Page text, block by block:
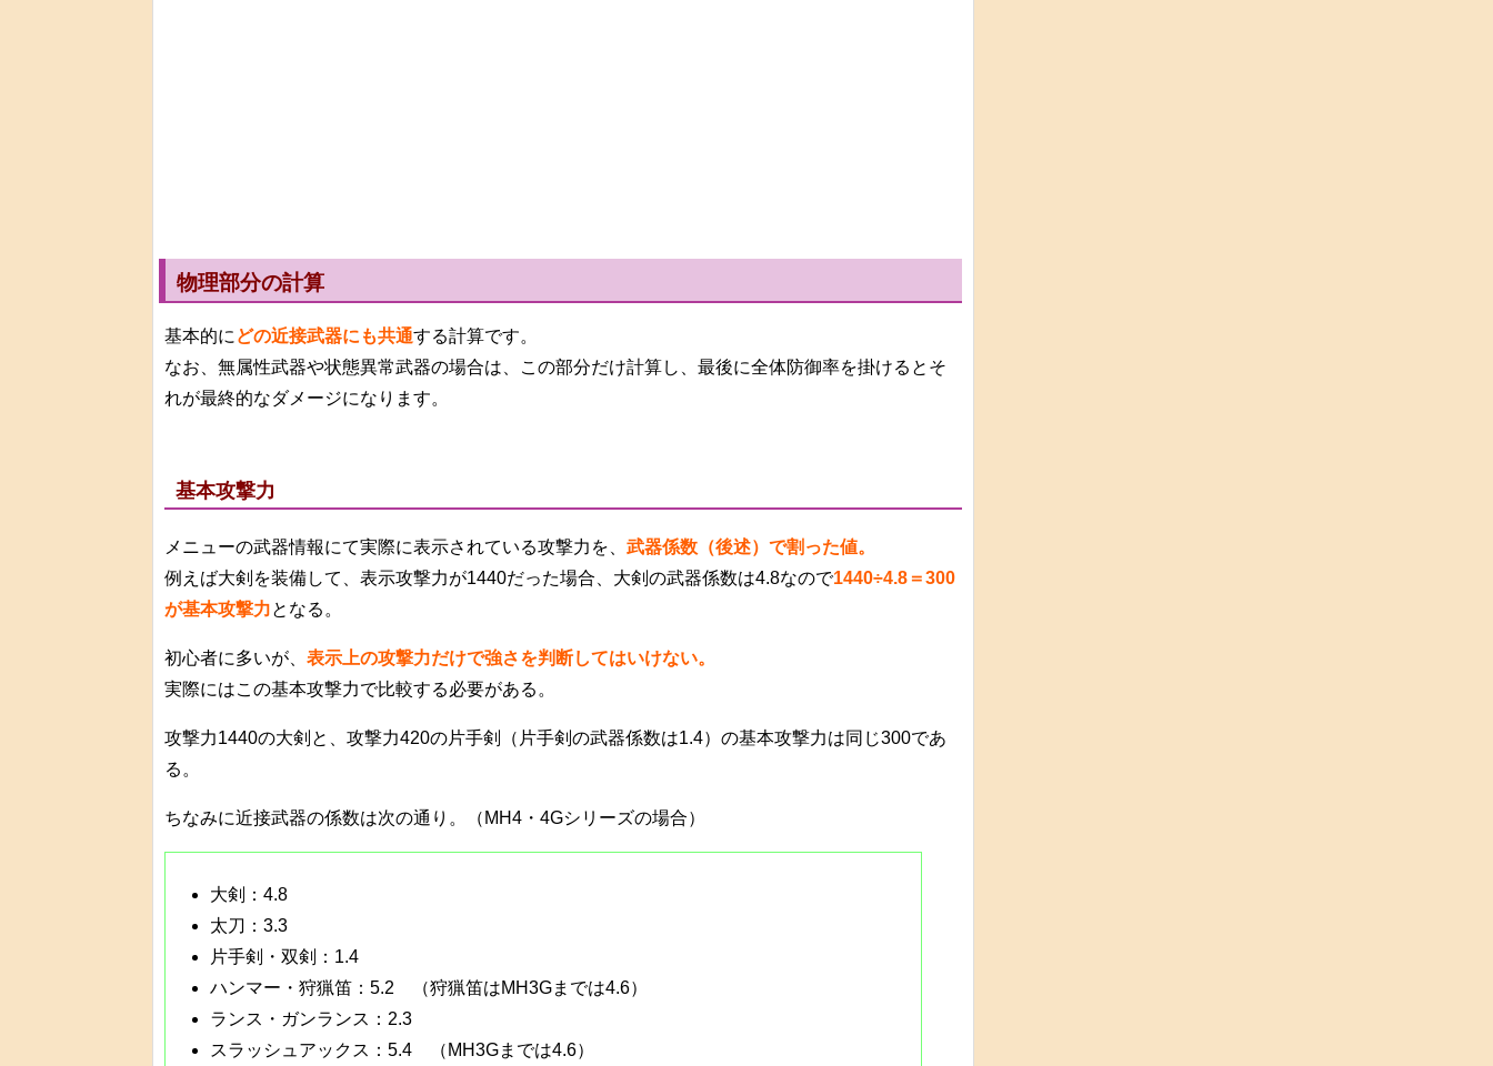
物理部分の計算
基本的に どの近接武器にも共通する計算です。
なお、無属性武器や状態異常武器の場合は、この部分だけ計算し、最後に全体防御率を掛けるとそ
れが最終的なダメージになります。
基本攻撃力
メニューの武器情報にて実際に表示されている攻撃力を、 武器係数（後述）で割った値。
例えば大剣を装備して、表示攻撃力が1440だった場合、大剣の武器係数は4.8なので1440÷4.8＝300
が基本攻撃力となる。
初心者に多いが、 表示上の攻撃力だけで強さを判断してはいけない。
実際にはこの基本攻撃力で比較する必要がある。
攻撃力1440の大剣と、攻撃力420の片手剣（片手剣の武器係数は1.4）の基本攻撃力は同じ300であ
る。
ちなみに近接武器の係数は次の通り。（MH4・4Gシリーズの場合）
大剣：4.8
太刀：3.3
片手剣・双剣：1.4
ハンマー・狩猟笛：5.2 （狩猟笛はMH3Gまでは4.6）
ランス・ガンランス：2.3
スラッシュアックス：5.4 （MH3Gまでは4.6）